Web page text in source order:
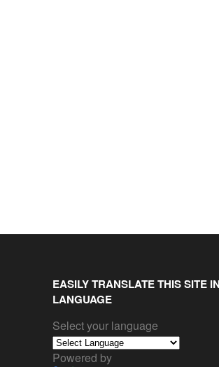
EASILY TRANSLATE THIS SITE
LANGUAGE
Select your language
Powered by